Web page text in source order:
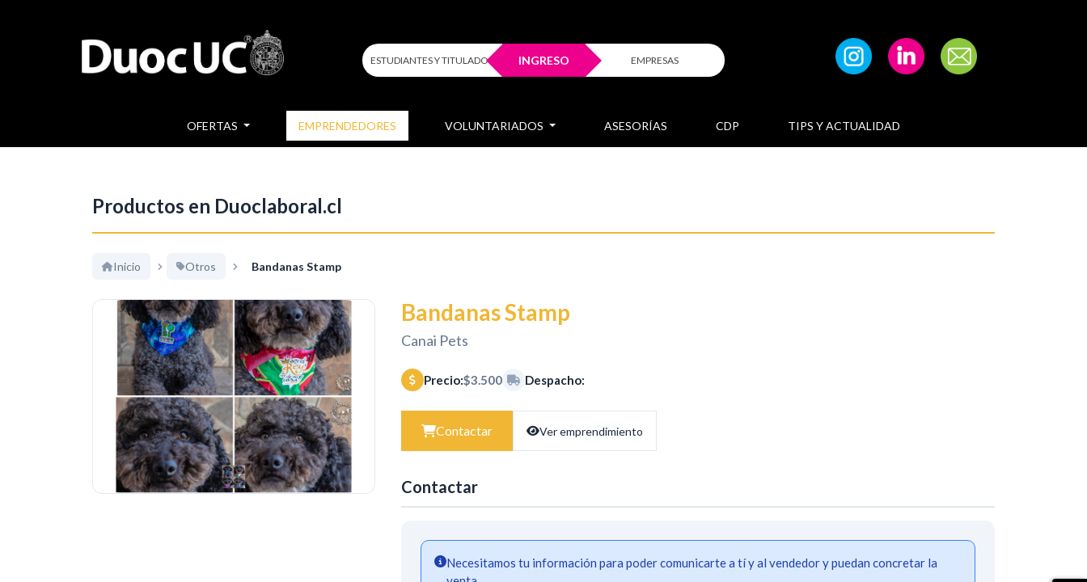
ESTUDIANTES Y TITULADOS INGRESO EMPRESAS
OFERTAS EMPRENDEDORES VOLUNTARIADOS ASESORÍAS CDP TIPS Y ACTUALIDAD
Productos en Duoclaboral.cl
Inicio Otros Bandanas Stamp
Bandanas Stamp
Canai Pets
Precio:$3.500 Despacho:
Contactar Ver emprendimiento
Contactar
Necesitamos tu información para poder comunicarte a tí y al vendedor y puedan concretar la